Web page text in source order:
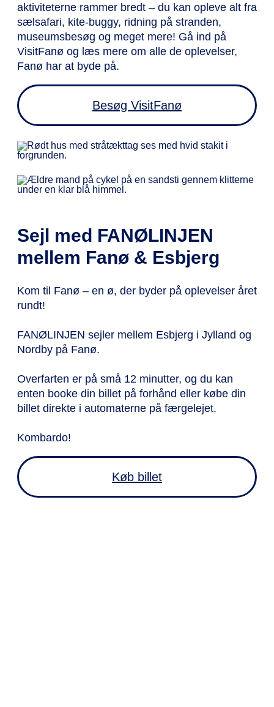
aktiviteterne rammer bredt – du kan opleve alt fra
sælsafari, kite-buggy, ridning på stranden,
museumsbesøg og meget mere! Gå ind på
VisitFanø og læs mere om alle de oplevelser,
Fanø har at byde på.
Besøg VisitFanø
Sejl med FANØLINJEN
mellem Fanø & Esbjerg
Kom til Fanø – en ø, der byder på oplevelser året
rundt!
FANØLINJEN sejler mellem Esbjerg i Jylland og
Nordby på Fanø.
Overfarten er på små 12 minutter, og du kan
enten booke din billet på forhånd eller købe din
billet direkte i automaterne på færgelejet.
Kombardo!
Køb billet